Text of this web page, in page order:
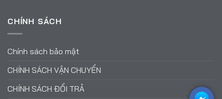
CHÍNH SÁCH
Chính sách bảo mật
CHÍNH SÁCH VẬN CHUYỂN
CHÍNH SÁCH ĐỔI TRẢ